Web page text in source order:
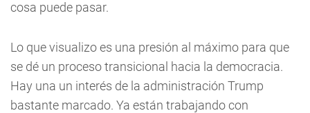
cosa puede pasar.
Lo que visualizo es una presión al máximo para que
se dé un proceso transicional hacia la democracia.
Hay una un interés de la administración Trump
bastante marcado. Ya están trabajando con